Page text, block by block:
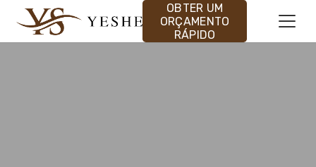
OBTER UM
ORÇAMENTO
RÁPIDO